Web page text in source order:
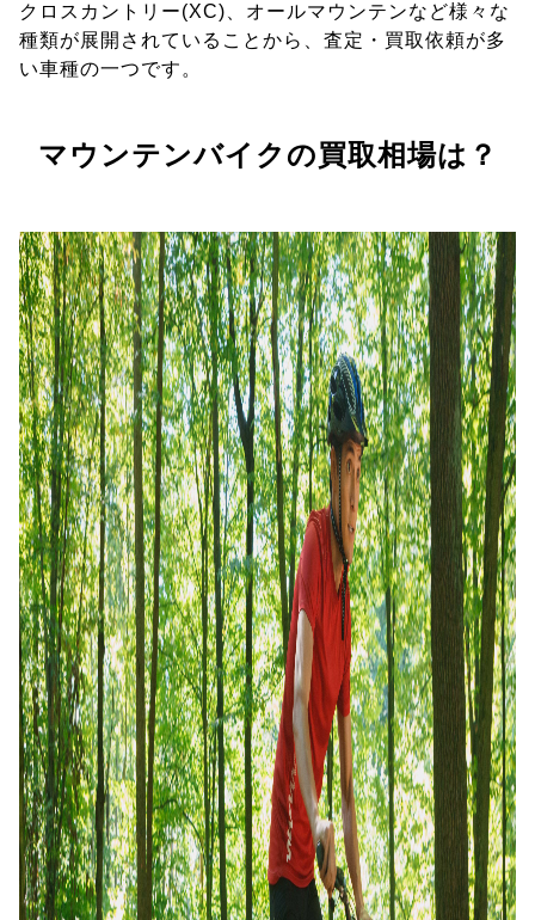
クロスカントリー(XC)、オールマウンテンなど様々な
種類が展開されていることから、査定・買取依頼が多
い車種の一つです。
マウンテンバイクの買取相場は？